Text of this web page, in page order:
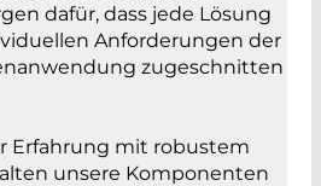
dafür, dass jede Lösung
Anforderungen der
zugeschnitten
Erfahrung mit robustem
unsere Komponenten